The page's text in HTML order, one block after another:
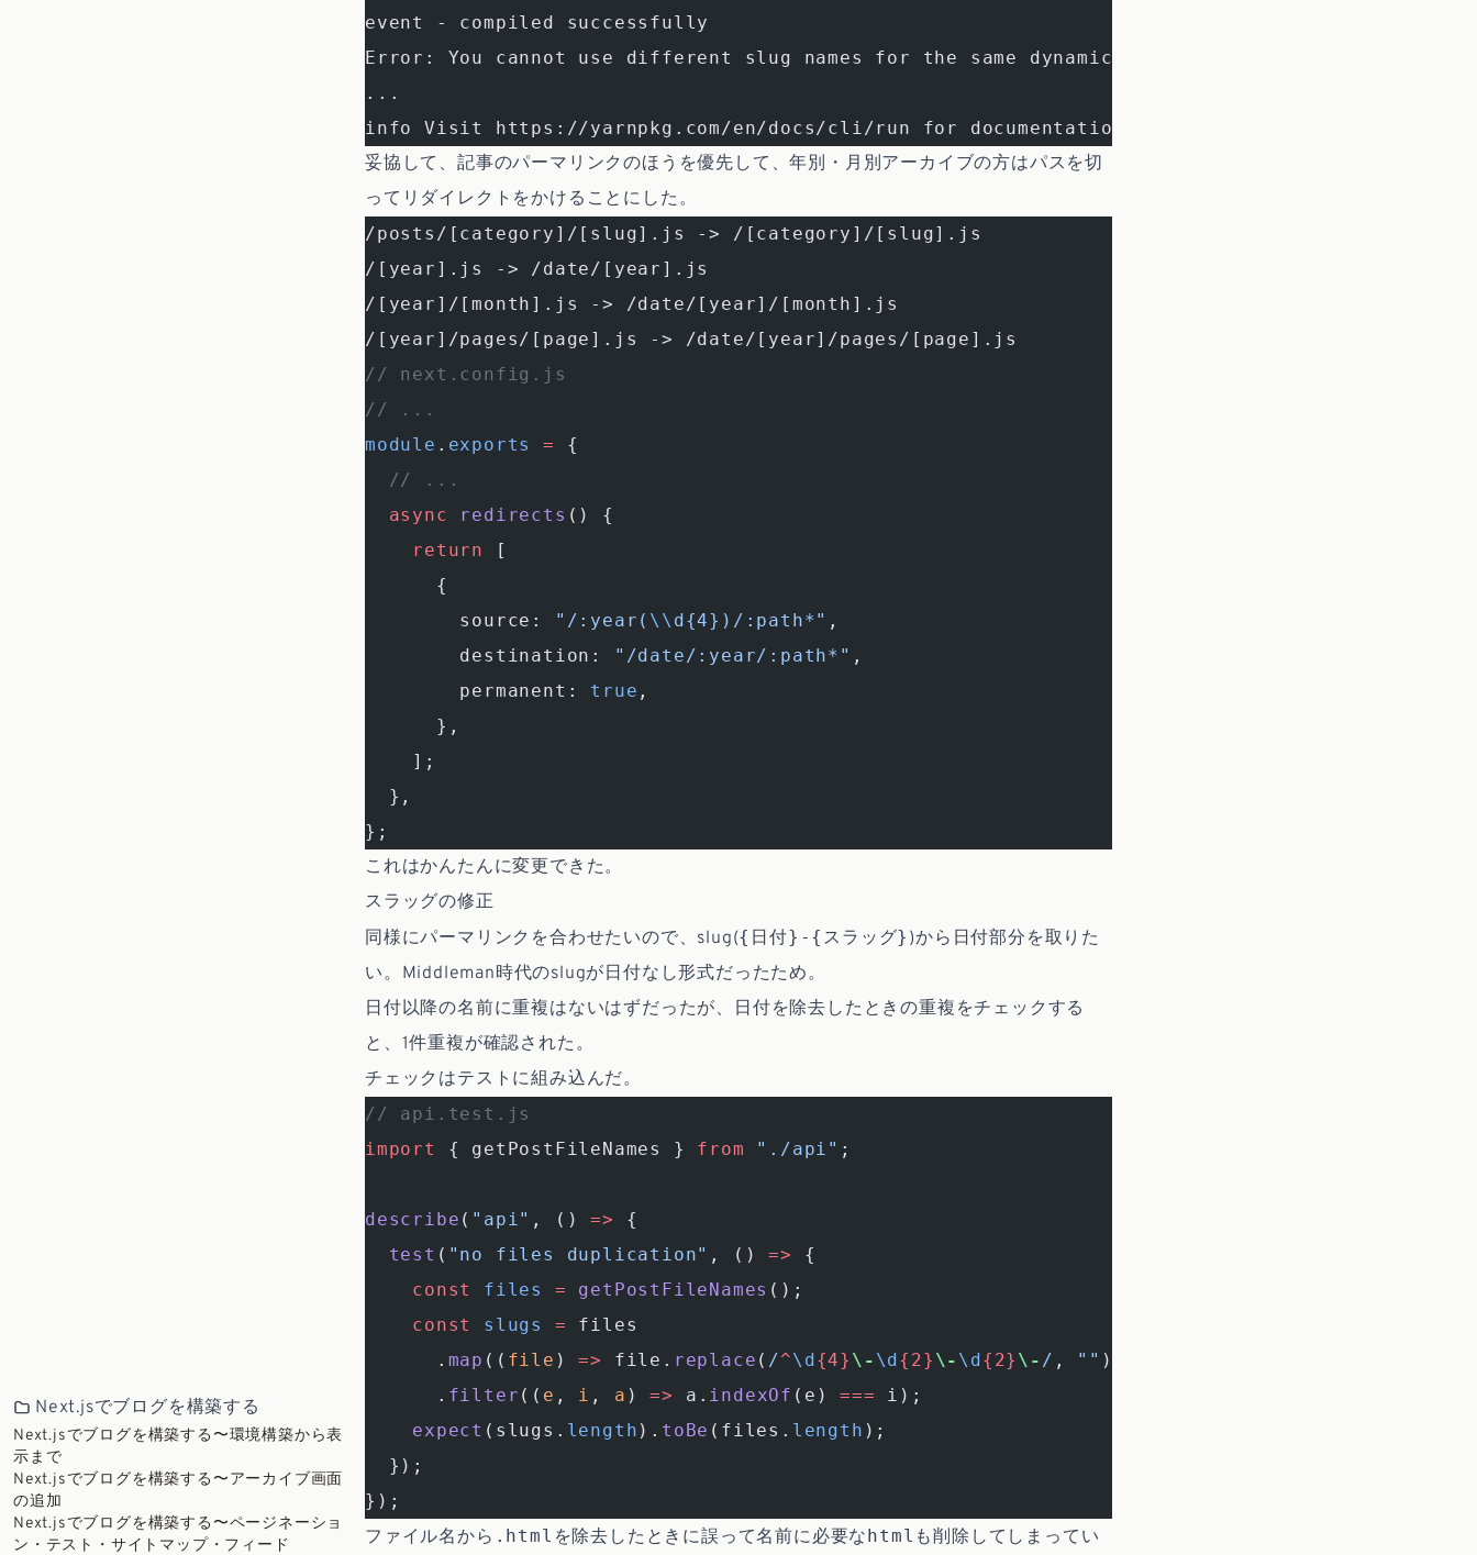
event - compiled successfully
Error: You cannot use different slug names for the same dynamic path ('year' !== 'category').
...
info Visit https://yarnpkg.com/en/docs/cli/run for documentation about this command.
妥協して、記事のパーマリンクのほうを優先して、年別・月別アーカイブの方はパスを切
ってリダイレクトをかけることにした。
/posts/[category]/[slug].js -> /[category]/[slug].js
/[year].js -> /date/[year].js
/[year]/[month].js -> /date/[year]/[month].js
/[year]/pages/[page].js -> /date/[year]/pages/[page].js
// next.config.js
// ...
module . exports = {
  // ...
  async
redirects () {
    return
[
      {
        source:
"/:year( \\ d{4})/:path*" ,
        destination:
"/date/:year/:path*" ,
        permanent:
true ,
      },
    ];
  },
};
これはかんたんに変更できた。
スラッグの修正
同様にパーマリンクを合わせたいので、slug({日付}-{スラッグ} )から日付部分を取りた
い。Middleman時代のslugが日付なし形式だったため。
日付以降の名前に重複はないはずだったが、日付を除去したときの重複をチェックする
と、1件重複が確認された。
チェックはテストに組み込んだ。
// api.test.js
import
{ getPostFileNames } from "./api" ;
describe ( "api" , () => {
  test
( "no files duplication" , () => {
    const
files = getPostFileNames ();
    const
slugs = files
      .
map (( file ) => file. replace ( /^\d {4} \- \d {2} \- \d {2} \- / , "" ))
      .
filter (( e , i , a ) => a. indexOf (e) === i);
    expect
(slugs. length ). toBe (files. length );
  });
});
ファイル名から .html を除去したときに誤って名前に必要な html も削除してしまってい
Next.jsでブログを構築する
Next.jsでブログを構築する〜環境構築から表
示まで
Next.jsでブログを構築する〜アーカイブ画面
の追加
Next.jsでブログを構築する〜ページネーショ
ン・テスト・サイトマップ・フィード